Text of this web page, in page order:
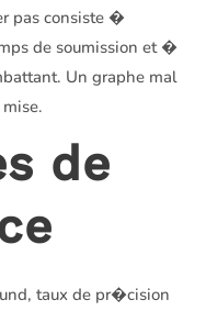
pas consiste �
de soumission et �
Un graphe mal
de
taux de pr�cision